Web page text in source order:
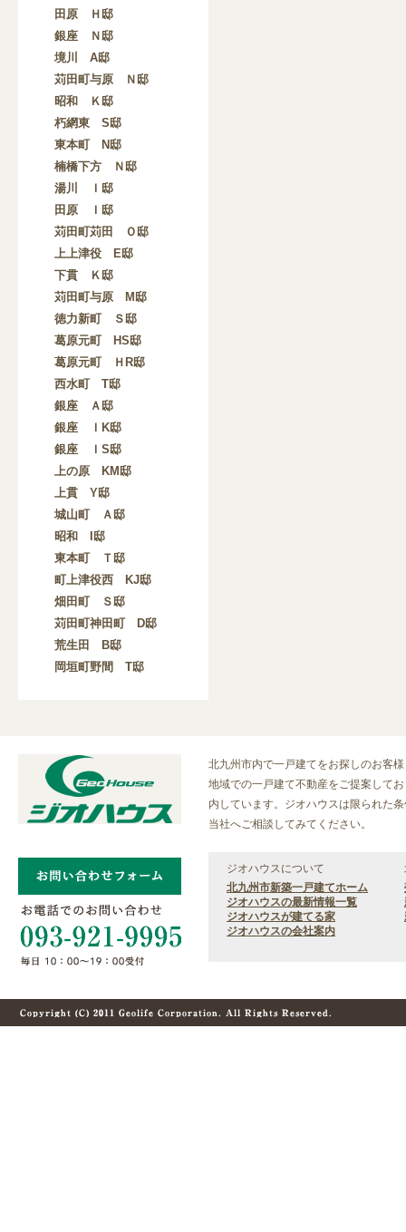
田原 Ｈ邸
銀座 Ｎ邸
境川 A邸
苅田町与原 Ｎ邸
昭和 Ｋ邸
朽網東 S邸
東本町 N邸
楠橋下方 Ｎ邸
湯川 Ｉ邸
田原 Ｉ邸
苅田町苅田 Ｏ邸
上上津役 E邸
下貫 Ｋ邸
苅田町与原 M邸
徳力新町 Ｓ邸
葛原元町 HS邸
葛原元町 ＨR邸
西水町 T邸
銀座 Ａ邸
銀座 ＩK邸
銀座 ＩS邸
上の原 KM邸
上貫 Y邸
城山町 Ａ邸
昭和 I邸
東本町 Ｔ邸
町上津役西 KJ邸
畑田町 Ｓ邸
苅田町神田町 D邸
荒生田 B邸
岡垣町野間 T邸
北九州市内で一戸建てをお探しのお客
地域での一戸建て不動産をご提案して
内しています。ジオハウスは限られた
当社へご相談してみてください。
ジオハウスについて
北九州市新築一戸建てホーム
ジオハウスの最新情報一覧
ジオハウスが建てる家
ジオハウスの会社案内